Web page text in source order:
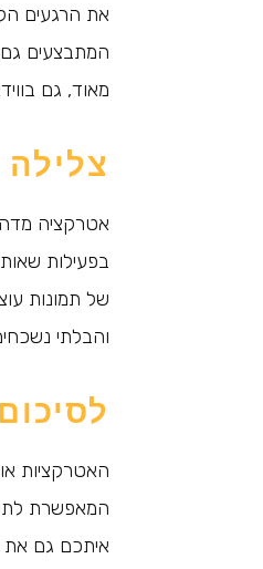
את הרגעים
המתבצעים
מאוד, גם
צלילה
אטרקציה
בפעילות
של תמונות
והבלתי
לסיכום
האטרקציות
המאפשרת
איתכם גם את